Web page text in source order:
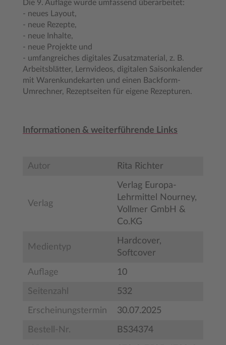
Die 9. Auflage wurde umfassend überarbeitet:
- neues Layout,
- neue Rezepte,
- neue Inhalte,
- neue Projekte und
- umfangreiches digitales Zusatzmaterial, z. B.
Arbeitsblätter, Lernvideos, digitalen Saisonkalender
mit Warenkundekarten und einen Backform-
Umrechner, Rezeptseiten für eigene Rezepturen.
Informationen & weiterführende Links
Autor Rita Richter
Verlag
Verlag Europa-
Lehrmittel Nourney,
Vollmer GmbH &
Co.KG
Medientyp
Hardcover,
Softcover
Auflage 10
Seitenzahl 532
Erscheinungstermin 30.07.2025
Bestell-Nr. BS34374